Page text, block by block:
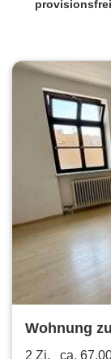
provisionsfrei
Wohnung
135.000 € 67
2 Zi. ca.